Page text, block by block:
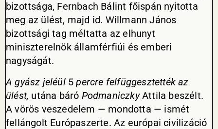
bizottsága, Fernbach Bálint főispán nyitotta
meg az ülést, majd id. Willmann János
bizottsági tag méltatta az elhunyt
miniszterelnök államférfiúi és emberi
nagyságát.
A gyász jeléül 5percre felfüggesztették az
ülést, utána báró PodmaniczkyAttila beszélt.
A vörös veszedelem — mondotta — ismét
fellángolt Európaszerte. Az európai civilizáció